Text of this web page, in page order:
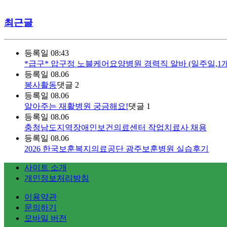
최근글
등록일 08:43
*급구* 압구정 노블케어요양병원 경력직 알바 (일주일,1
등록일 08.06
봉사활동댓글 2
등록일 08.06
알아주는 재활병원 궁금해요!댓글 1
등록일 08.06
충청남도지역장애인보건의료센터 작업치료사 채용
등록일 08.06
2026 한국보훈복지의료공단 광주보훈병원 실습후기
사이트 소개
개인정보처리방침
이용약관
문의하기
모바일 버전